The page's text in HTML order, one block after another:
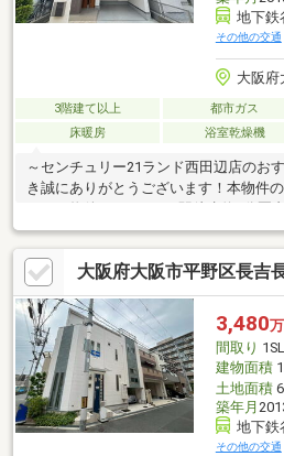
地下鉄
その他の交通
大阪府
3階建て以上 都市ガス
床暖房
浴室乾燥機
～センチュリー21ランド西田辺店のお
き誠にありがとうございます！本物件
（車種による）＜立地＞■大阪メトロ
約3分お気軽にお問い合わせください！
について＞●センチュリー21ランド西
ニーズに寄り添い、大切なお住まいの
します！●リフォームのご相談も承っ
るお悩み等、なんでもお気軽にご相談く
大阪府大阪市平野区長吉
3,480
間取り
建物面積
土地面積
築年月
地下鉄
その他の交通